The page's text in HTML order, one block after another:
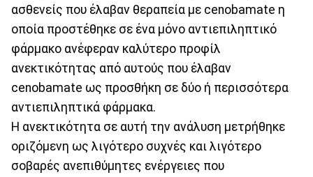
ασθενείς που έλαβαν θεραπεία με cenobamate η
οποία προστέθηκε σε ένα μόνο αντιεπιληπτικό
φάρμακο ανέφεραν καλύτερο προφίλ
ανεκτικότητας από αυτούς που έλαβαν
cenobamate ως προσθήκη σε δύο ή περισσότερα
αντιεπιληπτικά φάρμακα.
Η ανεκτικότητα σε αυτή την ανάλυση μετρήθηκε
οριζόμενη ως λιγότερο συχνές και λιγότερο
σοβαρές ανεπιθύμητες ενέργειες που